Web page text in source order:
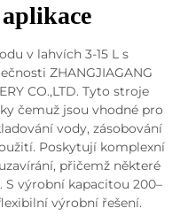
v lahvích 3-15 L s
ZHANGJIAGANG
CO.,LTD. Tyto stroje
čemuž jsou vhodné pro
vody, zásobování
Poskytují komplexní
přičemž některé
výrobní kapacitou 200–
výrobní řešení.